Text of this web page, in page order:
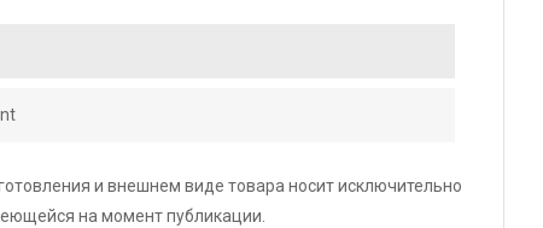
и внешнем виде товара носит исключительно
на момент публикации.